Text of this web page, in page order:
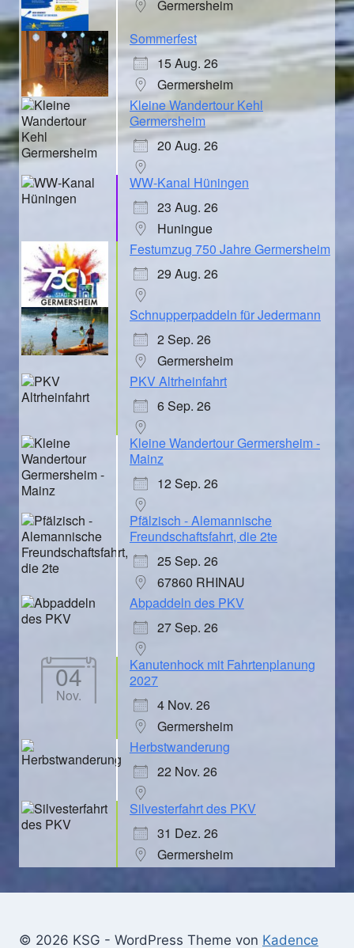
Germersheim
Sommerfest
15 Aug. 26
Germersheim
Kleine Wandertour Kehl
Germersheim
20 Aug. 26
WW-Kanal Hüningen
23 Aug. 26
Huningue
Festumzug 750 Jahre Germersheim
29 Aug. 26
Schnupperpaddeln für Jedermann
2 Sep. 26
Germersheim
PKV Altrheinfahrt
6 Sep. 26
Kleine Wandertour Germersheim -
Mainz
12 Sep. 26
Pfälzisch - Alemannische
Freundschaftsfahrt, die 2te
25 Sep. 26
67860 RHINAU
Abpaddeln des PKV
27 Sep. 26
04
Nov.
Kanutenhock mit Fahrtenplanung
2027
4 Nov. 26
Germersheim
Herbstwanderung
22 Nov. 26
Silvesterfahrt des PKV
31 Dez. 26
Germersheim
© 2026 KSG - WordPress Theme von Kadence